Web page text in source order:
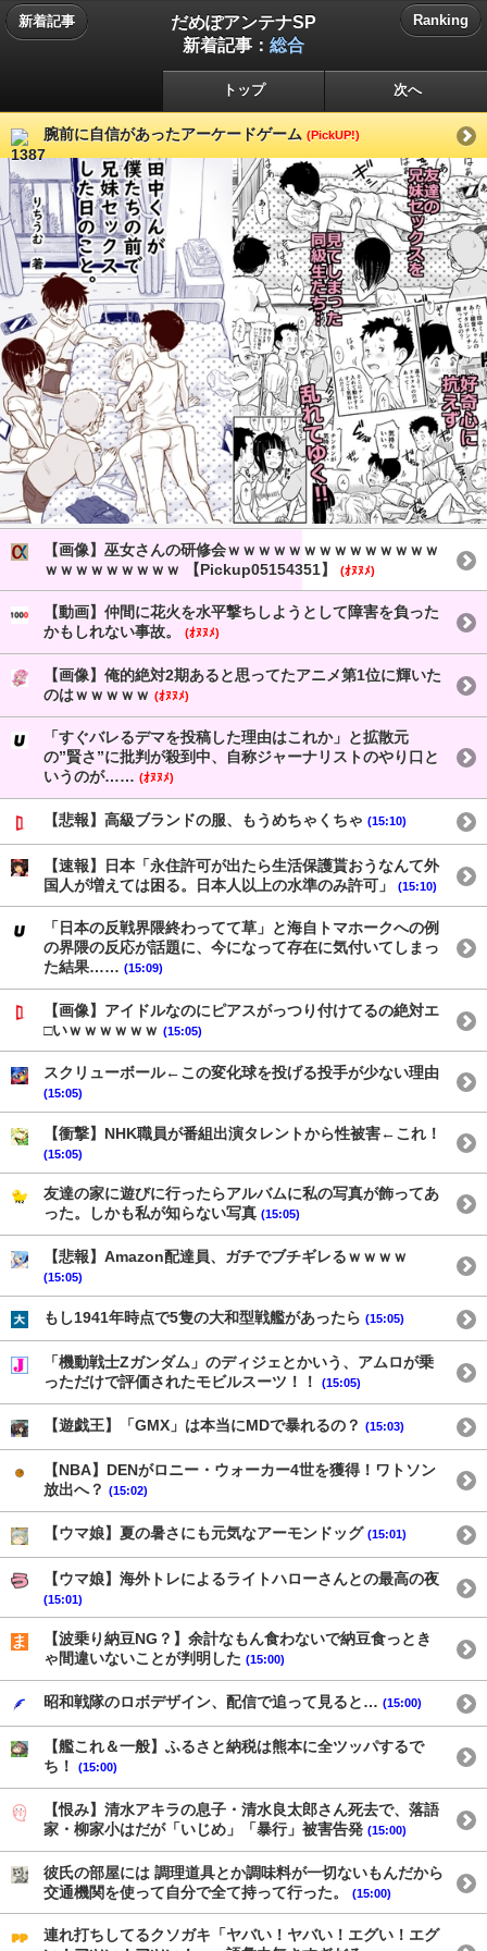
新着記事
だめぽアンテナSP
新着記事： 総合
Ranking
トップ 次へ
腕前に自信があったアーケードゲーム (PickUP!)
【画像】巫女さんの研修会ｗｗｗｗｗｗｗｗｗｗｗｗｗｗ
ｗｗｗｗｗｗｗｗｗ 【Pickup05154351】
(ｵﾇﾇﾒ)
【動画】仲間に花火を水平撃ちしようとして障害を負った
かもしれない事故。
(ｵﾇﾇﾒ)
【画像】俺的絶対2期あると思ってたアニメ第1位に輝いた
のはｗｗｗｗｗ (ｵﾇﾇﾒ)
「すぐバレるデマを投稿した理由はこれか」と拡散元
の”賢さ”に批判が殺到中、自称ジャーナリストのやり口と
いうのが…… (ｵﾇﾇﾒ)
【悲報】高級ブランドの服、もうめちゃくちゃ (15:10)
【速報】日本「永住許可が出たら生活保護貰おうなんて外
国人が増えては困る。日本人以上の水準のみ許可」
(15:10)
「日本の反戦界隈終わってて草」と海自トマホークへの例
の界隈の反応が話題に、今になって存在に気付いてしまっ
た結果…… (15:09)
【画像】アイドルなのにピアスがっつり付けてるの絶対エ
□いｗｗｗｗｗｗ (15:05)
スクリューボール←この変化球を投げる投手が少ない理由
(15:05)
【衝撃】NHK職員が番組出演タレントから性被害←これ！
(15:05)
友達の家に遊びに行ったらアルバムに私の写真が飾ってあ
った。しかも私が知らない写真 (15:05)
【悲報】Amazon配達員、ガチでブチギレるｗｗｗｗ
(15:05)
もし1941年時点で5隻の大和型戦艦があったら (15:05)
「機動戦士Ζガンダム」のディジェとかいう、アムロが乗
っただけで評価されたモビルスーツ！！
(15:05)
【遊戯王】「GMX」は本当にMDで暴れるの？ (15:03)
【NBA】DENがロニー・ウォーカー4世を獲得！ワトソン
放出へ？ (15:02)
【ウマ娘】夏の暑さにも元気なアーモンドッグ (15:01)
【ウマ娘】海外トレによるライトハローさんとの最高の夜
(15:01)
【波乗り納豆NG？】余計なもん食わないで納豆食っとき
ゃ間違いないことが判明した (15:00)
昭和戦隊のロボデザイン、配信で追って見ると… (15:00)
【艦これ＆一般】ふるさと納税は熊本に全ツッパするで
ち！
(15:00)
【恨み】清水アキラの息子・清水良太郎さん死去で、落語
家・柳家小はだが「いじめ」「暴行」被害告発 (15:00)
彼氏の部屋には 調理道具とか調味料が一切ないもんだから
交通機関を使って自分で全て持って行った。
(15:00)
連れ打ちしてるクソガキ「ヤバい！ヤバい！エグい！エグ